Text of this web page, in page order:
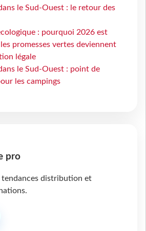
le Sud-Ouest : le retour des
: pourquoi 2026 est
les promesses vertes deviennent
légale
le Sud-Ouest : point de
les campings
pro
tendances distribution et